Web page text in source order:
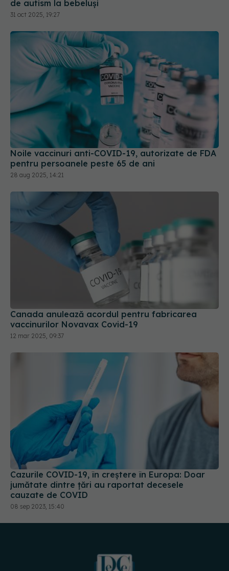
Noile vaccinuri anti-COVID-19, autorizate de FDA
pentru persoanele peste 65 de ani
28 aug 2025, 14:21
Canada anulează acordul pentru fabricarea
vaccinurilor Novavax Covid-19
12 mar 2025, 09:37
Cazurile COVID-19, în creștere în Europa: Doar
jumătate dintre țări au raportat decesele
cauzate de COVID
08 sep 2023, 15:40